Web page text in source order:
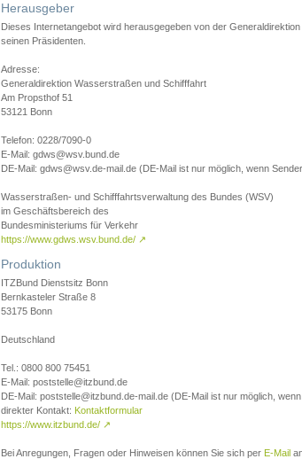
Herausgeber
Dieses Internetangebot wird herausgegeben von der
seinen Präsidenten.
Adresse:
Generaldirektion Wasserstraßen und Schifffahrt
Am Propsthof 51
53121 Bonn
Telefon: 0228/7090-0
E-Mail: gdws@wsv.bund.de
DE-Mail: gdws@wsv.de-mail.de (DE-Mail ist nur möglich, wenn
Wasserstraßen- und Schifffahrtsverwaltung des Bundes (WSV)
im Geschäftsbereich des
Bundesministeriums für Verkehr
https://www.gdws.wsv.bund.de/ ↗
Produktion
ITZBund Dienstsitz Bonn
Bernkasteler Straße 8
53175 Bonn
Deutschland
Tel.: 0800 800 75451
E-Mail: poststelle@itzbund.de
DE-Mail: poststelle@itzbund.de-mail.de (DE-Mail ist nur möglich,
direkter Kontakt: Kontaktformular
https://www.itzbund.de/ ↗
Bei Anregungen, Fragen oder Hinweisen können Sie sich per E-Mail